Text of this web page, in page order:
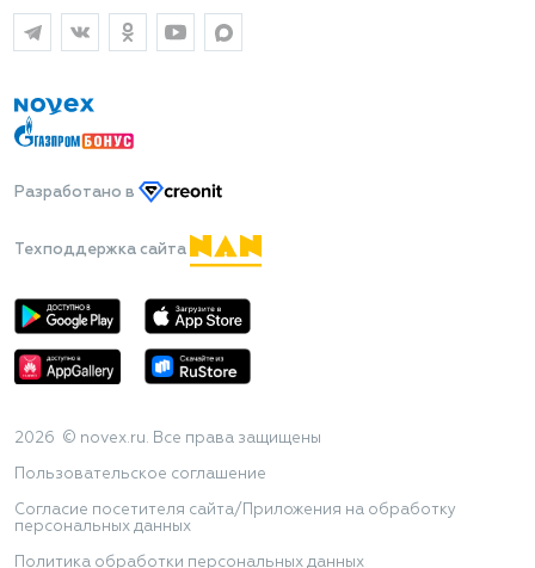
Разработано в
Техподдержка сайта
2026 © novex.ru. Все права защищены
Пользовательское соглашение
Согласие посетителя сайта/Приложения на обработку
персональных данных
Политика обработки персональных данных